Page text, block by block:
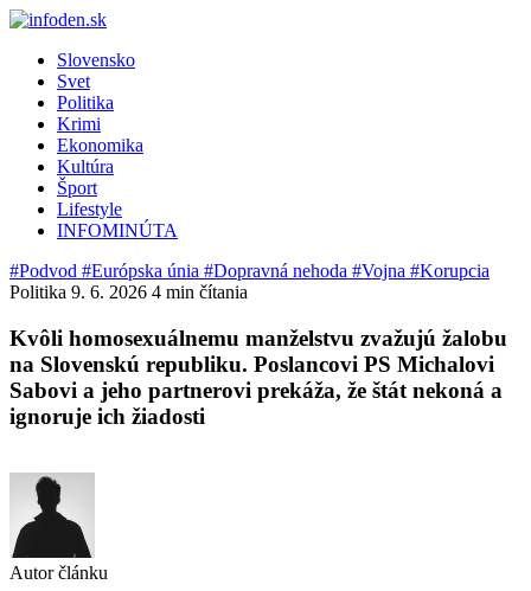
Slovensko
Svet
Politika
Krimi
Ekonomika
Kultúra
Šport
Lifestyle
INFOMINÚTA
#Podvod #Európska únia #Dopravná nehoda #Vojna #Korupcia
Politika 9. 6. 2026 4 min čítania
Kvôli homosexuálnemu manželstvu zvažujú žalobu
na Slovenskú republiku. Poslancovi PS Michalovi
Sabovi a jeho partnerovi prekáža, že štát nekoná a
ignoruje ich žiadosti
Autor článku